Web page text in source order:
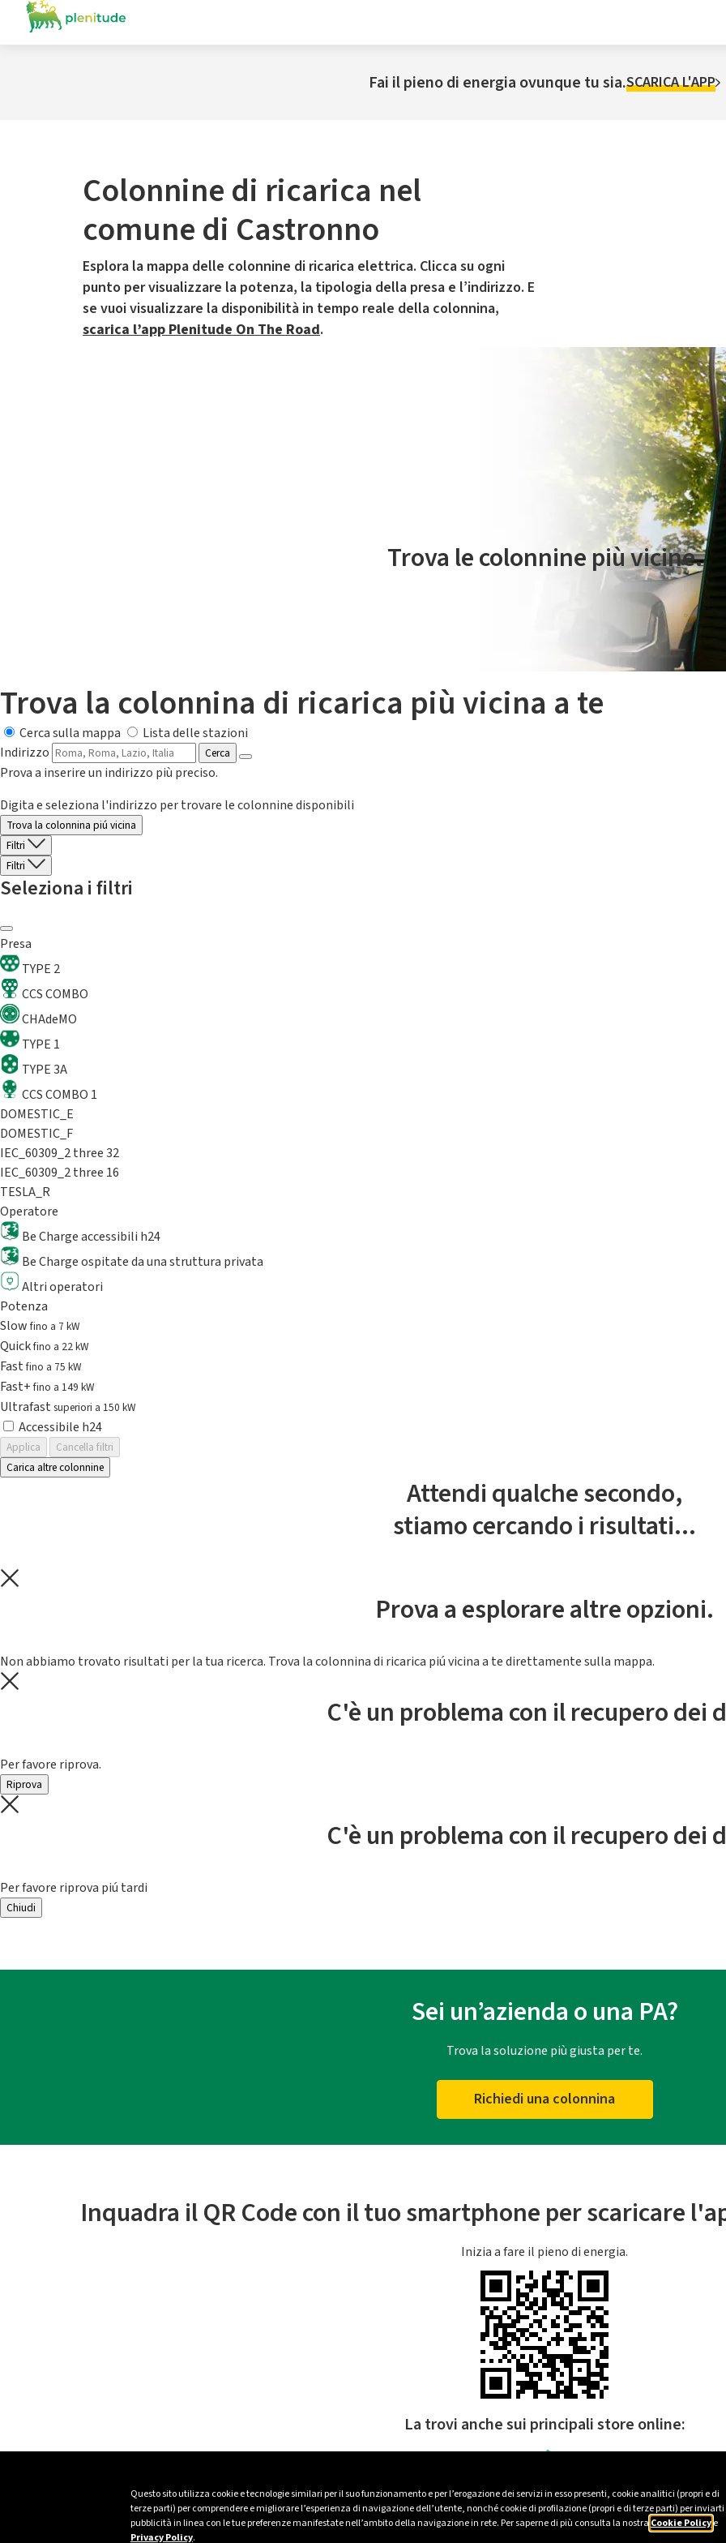
Questo sito utilizza cookie e tecnologie similari per il suo funzionamento e per l’erogazione dei servizi in esso presenti, cookie analitici (propri e di
terze parti) per comprendere e migliorare l’esperienza di navigazione dell’utente, nonché cookie di profilazione (propri e di terze parti) per inviarti
pubblicità in linea con le tue preferenze manifestate nell’ambito della navigazione in rete. Per saperne di più consulta la nostra Cookie Policye
Privacy Policy.
Fai il pieno di energia ovunque tu sia.SCARICA L'APP
Colonnine di ricarica nel
comune di Castronno
Esplora la mappa delle colonnine di ricarica elettrica. Clicca su ogni
punto per visualizzare la potenza, la tipologia della presa e l’indirizzo. E
se vuoi visualizzare la disponibilità in tempo reale della colonnina,
scarica l’app Plenitude On The Road.
Il servizio di mobilità elettrica è gestito da Plenitude On The Road
Trova le colonnine più vicine.
Trova la colonnina di ricarica più vicina a te
Cerca sulla mappa
Lista delle stazioni
Indirizzo
Cerca
Prova a inserire un indirizzo più preciso.
Digita e seleziona l'indirizzo per trovare le colonnine disponibili
Trova la colonnina piú vicina
Filtri
Filtri
Seleziona i filtri
Presa
TYPE 2
CCS COMBO
CHAdeMO
TYPE 1
TYPE 3A
CCS COMBO 1
DOMESTIC_E
DOMESTIC_F
IEC_60309_2 three 32
IEC_60309_2 three 16
TESLA_R
Operatore
Be Charge accessibili h24
Be Charge ospitate da una struttura privata
Altri operatori
Potenza
Slowfino a 7 kW
Quickfino a 22 kW
Fastfino a 75 kW
Fast+fino a 149 kW
Ultrafast superiori a 150 kW
Accessibile h24
Applica
Cancella filtri
Carica altre colonnine
Attendi qualche secondo,
stiamo cercando i risultati...
Prova a esplorare altre opzioni.
Non abbiamo trovato risultati per la tua ricerca. Trova la colonnina di ricarica piú vicina a te direttamente sulla mappa.
C'è un problema con il recupero dei
Per favore riprova.
Riprova
C'è un problema con il recupero dei
Per favore riprova piú tardi
Chiudi
Sei un’azienda o una PA?
Trova la soluzione più giusta per te.
Richiedi una colonnina
Inquadra il QR Code con il tuo smartphone per scaricare
Inizia a fare il pieno di energia.
La trovi anche sui principali store online: